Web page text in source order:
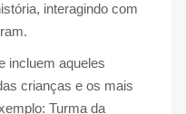
interagindo com
incluem aqueles
crianças e os mais
Turma da